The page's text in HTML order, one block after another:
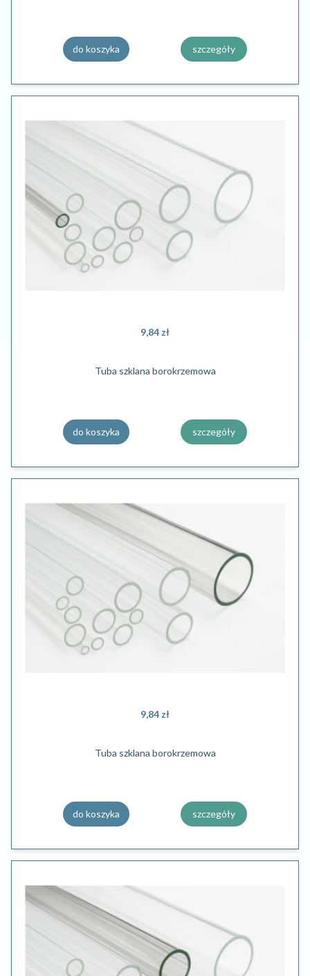
do koszyka szczegóły
9,84 zł
Tuba szklana borokrzemowa
do koszyka szczegóły
9,84 zł
Tuba szklana borokrzemowa
do koszyka szczegóły